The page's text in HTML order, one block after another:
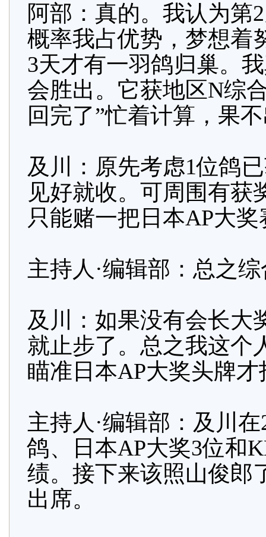
阿部：真的。我认为第
概率我占优势，梦想着
3天才有一羽鸽归巢。
会胜出。它获地区N综
回完了”忙着计算，果
及川：原先考虑1位鸽
见好就收。可周围有获
只能赌一把日本AP大奖
主持人·编辑部：总之
及川：如果没有会长大
就止步了。总之我这个
瞄准日本AP大奖头牌
主持人·编辑部：及川
鸽、日本AP大奖3位和
绩。接下来该照山俊郎
出席。